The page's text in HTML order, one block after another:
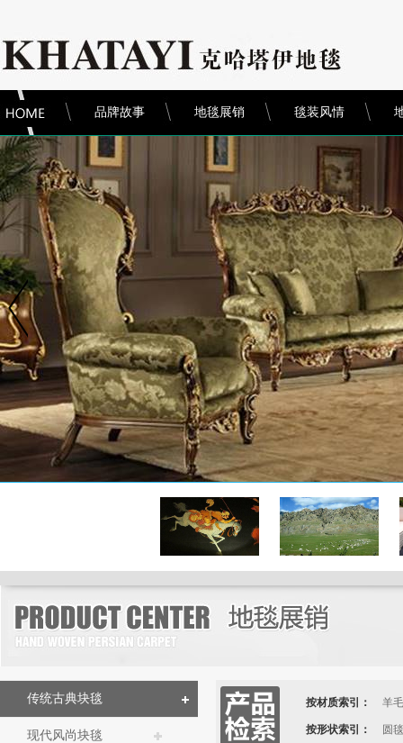
品牌故事 地毯展销 毯装风情
传统古典块毯
现代风尚块毯
按材质索引： 羊
按形状索引： 圆毯